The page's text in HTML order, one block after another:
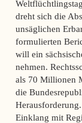
dreht sich die
unsäglichen
formulierten
will ein
nehmen.
als 70 Millionen
die
Einklang mit